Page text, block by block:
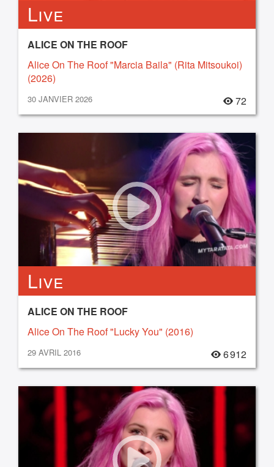
Live
ALICE ON THE ROOF
Alice On The Roof "Marcia Baila" (Rita Mitsoukoi)
(2026)
30 JANVIER 2026 72
Live
ALICE ON THE ROOF
Alice On The Roof "Lucky You" (2016)
29 AVRIL 2016 6 912